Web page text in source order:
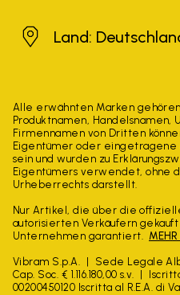
Deutschland
Land:
Alle erwähnten Marken
Produktnamen, Handelsnamen,
Firmennamen von Dritten
Eigentümer oder
sein und wurden zu
Eigentümers verwendet, ohne
Urheberrechts darstellt.
Nur Artikel, die über die
autorisierten Verkäufern
Unternehmen garantiert. MEHR
Vibram S.p.A.
Sede Legale
Cap. Soc. € 1.116.180,00 s.v.
00200450120 Iscritta al R.E.A. di